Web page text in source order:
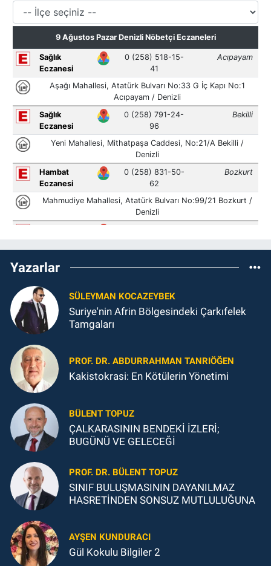
Yazarlar
SÜLEYMAN KOCAZEYBEK
Suriye'nin Afrin Bölgesindeki Çarkıfelek
Tamgaları
PROF. DR. ABDURRAHMAN TANRIÖĞEN
Kakistokrasi: En Kötülerin Yönetimi
BÜLENT TOPUZ
ÇALKARASININ BENDEKİ İZLERİ;
BUGÜNÜ VE GELECEĞİ
PROF. DR. BÜLENT TOPUZ
SINIF BULUŞMASININ DAYANILMAZ
HASRETİNDEN SONSUZ MUTLULUĞUNA
AYŞEN KUNDURACI
Gül Kokulu Bilgiler 2